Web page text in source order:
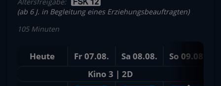
(ab 6 J. in Begleitung eines Erziehungsbeauftragten)
105 Minuten
Heute Fr 07.08. Sa 08.08. So 09.08.
Kino 3 | 2D